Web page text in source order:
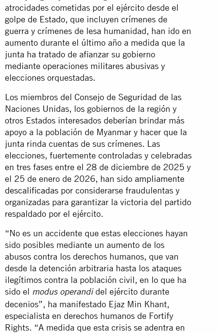
atrocidades cometidas por el ejército desde el
golpe de Estado, que incluyen crímenes de
guerra y crímenes de lesa humanidad, han ido en
aumento durante el último año a medida que la
junta ha tratado de afianzar su gobierno
mediante operaciones militares abusivas y
elecciones orquestadas.
Los miembros del Consejo de Seguridad de las
Naciones Unidas, los gobiernos de la región y
otros Estados interesados deberían brindar más
apoyo a la población de Myanmar y hacer que la
junta rinda cuentas de sus crímenes. Las
elecciones, fuertemente controladas y celebradas
en tres fases entre el 28 de diciembre de 2025 y
el 25 de enero de 2026, han sido ampliamente
descalificadas por considerarse fraudulentas y
organizadas para garantizar la victoria del partido
respaldado por el ejército.
“No es un accidente que estas elecciones hayan
sido posibles mediante un aumento de los
abusos contra los derechos humanos, que van
desde la detención arbitraria hasta los ataques
ilegítimos contra la población civil, en lo que ha
sido el modus operandidel ejército durante
decenios”, ha manifestado Ejaz Min Khant,
especialista en derechos humanos de Fortify
Rights. “A medida que esta crisis se adentra en